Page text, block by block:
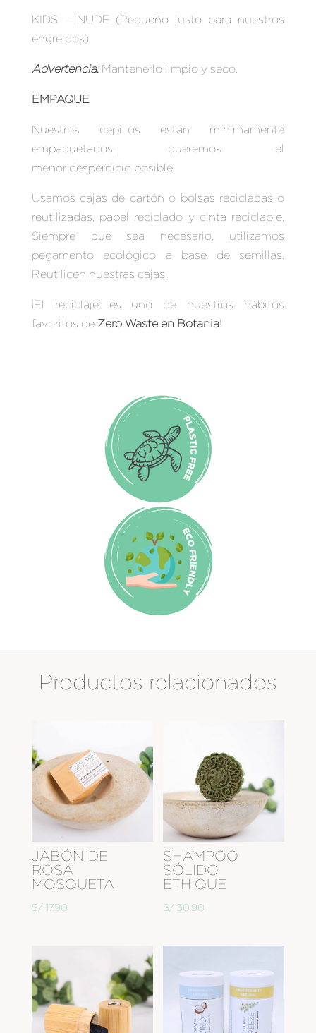
KIDS – NUDE (Pequeño justo para nuestros
engreidos)
Advertencia:Mantenerlo limpio y seco.
EMPAQUE
Nuestros cepillos están mínimamente
empaquetados, queremos el
menor desperdicio posible.
Usamos cajas de cartón o bolsas recicladas o
reutilizadas, papel reciclado y cinta reciclable.
Siempre que sea necesario, utilizamos
pegamento ecológico a base de semillas.
Reutilicen nuestras cajas.
¡El reciclaje es uno de nuestros hábitos
favoritos de Zero Waste en Botania!
Productos relacionados
JABÓN DE
ROSA
MOSQUETA
S/17.90
SHAMPOO
SÓLIDO
ETHIQUE
S/ 30.90